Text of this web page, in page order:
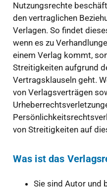
Nutzungsrechte
den vertraglichen
Verlagen. So findet
wenn es zu
einem Verlag kommt,
Streitigkeiten aufgrund
Vertragsklauseln geht.
von Verlagsverträgen
von Streitigkeiten auf
Was ist das
Sie sind Autor und